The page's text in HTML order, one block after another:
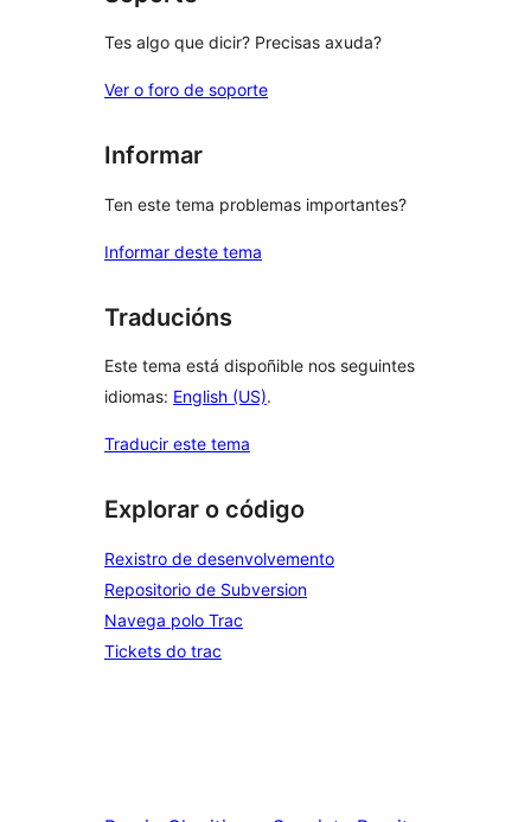
Tes algo que dicir? Precisas axuda?
Ver o foro de soporte
Informar
Ten este tema problemas importantes?
Informar deste tema
Traducións
Este tema está dispoñible nos seguintes
idiomas: English (US).
Traducir este tema
Explorar o código
Rexistro de desenvolvemento
Repositorio de Subversion
Navega polo Trac
Tickets do trac